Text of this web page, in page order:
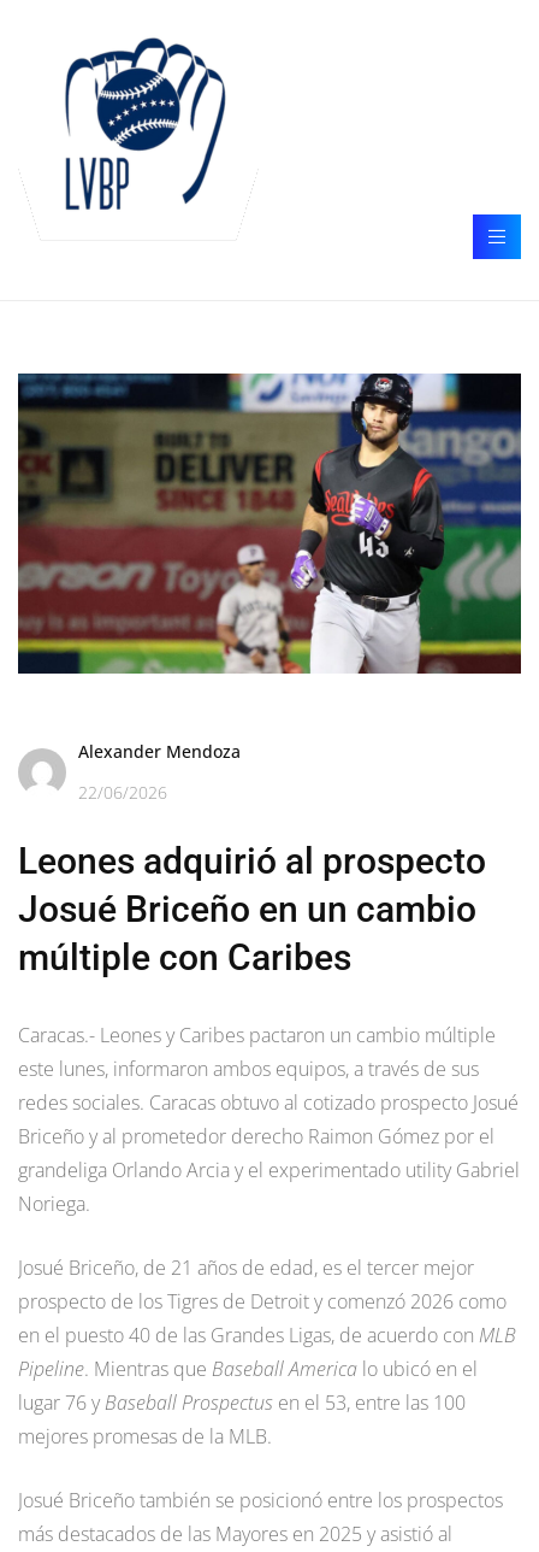
Alexander Mendoza
22/06/2026
Leones adquirió al prospecto
Josué Briceño en un cambio
múltiple con Caribes
Caracas.- Leones y Caribes pactaron un cambio múltiple
este lunes, informaron ambos equipos, a través de sus
redes sociales. Caracas obtuvo al cotizado prospecto Josué
Briceño y al prometedor derecho Raimon Gómez por el
grandeliga Orlando Arcia y el experimentado utility Gabriel
Noriega.
Josué Briceño, de 21 años de edad, es el tercer mejor
prospecto de los Tigres de Detroit y comenzó 2026 como
en el puesto 40 de las Grandes Ligas, de acuerdo con MLB
Pipeline. Mientras que Baseball America lo ubicó en el
lugar 76 yBaseball Prospectus en el 53, entre las 100
mejores promesas de la MLB.
Josué Briceño también se posicionó entre los prospectos
más destacados de las Mayores en 2025 y asistió al